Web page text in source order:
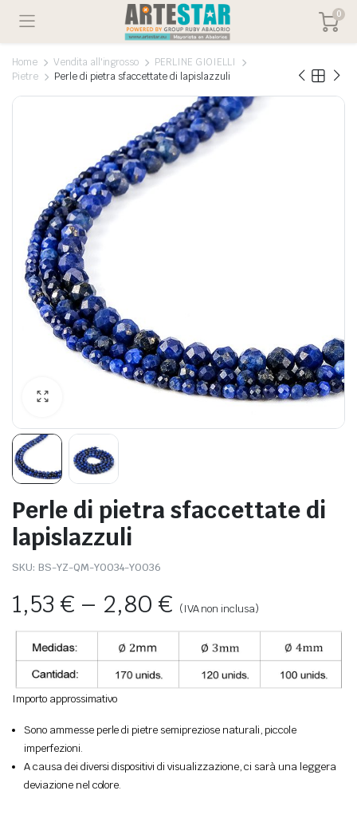
0
Home Vendita all'ingrosso
PERLINE GIOIELLI
Pietre
Perle di pietra sfaccettate di lapislazzuli
Perle di pietra sfaccettate di
lapislazzuli
SKU: BS-YZ-QM-Y0034-Y0036
1,53€ – 2,80€ (IVA non inclusa)
Importo approssimativo
Sono ammesse perle di pietre semipreziose naturali, piccole
imperfezioni.
A causa dei diversi dispositivi di visualizzazione, ci sarà una leggera
deviazione nel colore.